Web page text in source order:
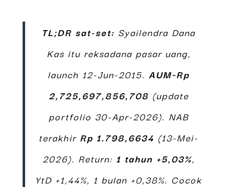
TL;DR sat-set: Syailendra Dana
Kas itu reksadana pasar uang,
launch 12-Jun-2015. AUM~Rp
2,725,697,856,708 (update
portfolio 30-Apr-2026). NAB
terakhir Rp 1.798,6634 (13-Mei-
2026). Return: 1 tahun +5,03%,
YtD +1,44%, 1 bulan +0,38%. Cocok